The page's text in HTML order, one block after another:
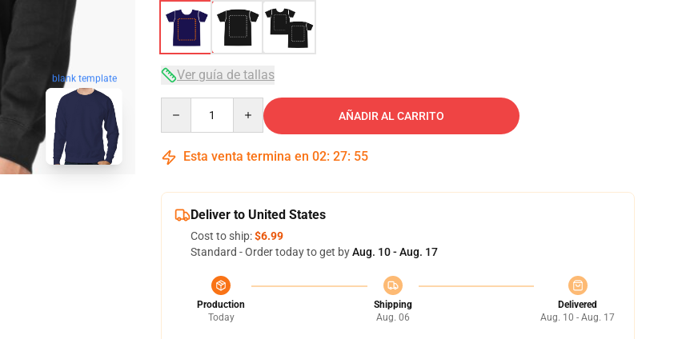
blank template Ver guía de tallas
AÑADIR AL CARRITO
Esta venta termina en 02: 27: 54
Deliver to United States
Cost to ship:$6.99
Standard - Order today to get byAug. 10 - Aug. 17
Production
Today
Shipping
Aug. 06
Delivered
Aug. 10 - Aug. 17